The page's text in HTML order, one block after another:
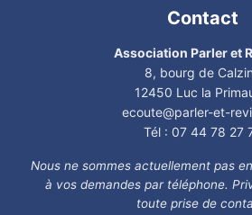
Contact
Association Parler et
8, bourg de
12450 Luc la
ecoute@parler-et-
Tél : 07 44 78 27
Nous ne sommes actuellement pas
à vos demandes par téléphone.
toute prise de